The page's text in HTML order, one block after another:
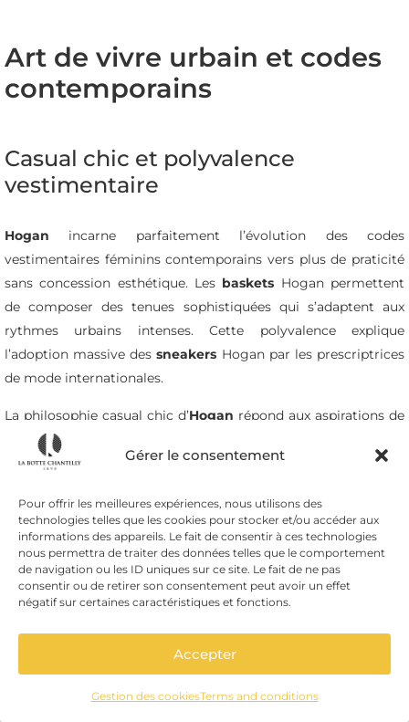
Gérer le consentement
Pour offrir les meilleures expériences, nous utilisons des
technologies telles que les cookies pour stocker et/ou accéder aux
informations des appareils. Le fait de consentir à ces technologies
nous permettra de traiter des données telles que le comportement
de navigation ou les ID uniques sur ce site. Le fait de ne pas
consentir ou de retirer son consentement peut avoir un effet
négatif sur certaines caractéristiques et fonctions.
Accepter
Gestion des cookiesTerms and conditions
Art de vivre urbain et codes
contemporains
Casual chic et polyvalence
vestimentaire
Hogan incarne parfaitement l’évolution des codes
vestimentaires féminins contemporains vers plus de praticité
sans concession esthétique. Les baskets Hogan permettent
de composer des tenues sophistiquées qui s’adaptent aux
rythmes urbains intenses. Cette polyvalence explique
l’adoption massive dessneakers Hogan par les prescriptrices
de mode internationales.
La philosophie casual chic d’Hogan répond aux aspirations de
la femme moderne qui refuse de choisir entre confort et
élégance. Ces
basketss’harmonisent naturellement avec des
urbains contemporains. Cette adaptabilité stylistique
maximise la rentabilité vestimentaire de chaque paire de
sneakers Hogan.
Innovation durable et responsabilité
environnementale